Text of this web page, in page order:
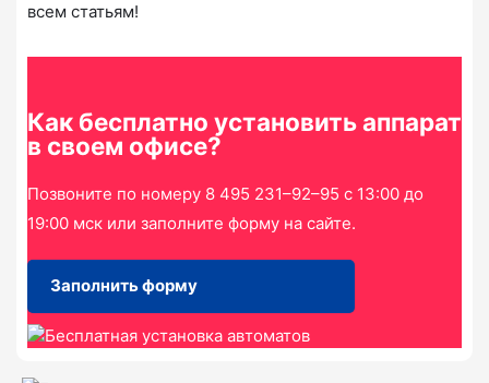
всем статьям!
Как бесплатно установить аппарат
в своем офисе?
Позвоните по номеру 8 495 231–92–95 с 13:00 до
19:00 мск или заполните форму на сайте.
Заполнить форму